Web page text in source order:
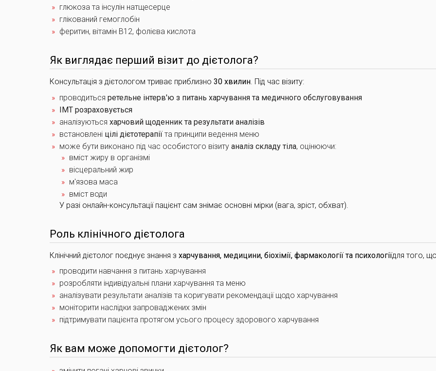
глюкоза та інсулін натщесерце
глікований гемоглобін
феритин, вітамін B12, фолієва кислота
Як виглядає перший візит до дієтолога?
Консультація з дієтологом триває приблизно 30 хвилин. Під час візиту:
проводиться ретельне інтерв'ю з питань харчування та медичного обслуговування
ІМТ розраховується
аналізуються харчовий щоденник та результати аналізів
встановлені цілі дієтотерапії та принципи ведення меню
може бути виконано під час особистого візиту аналіз складу тіла, оцінюючи:
вміст жиру в організмі
вісцеральний жир
м'язова маса
вміст води
У разі онлайн-консультації пацієнт сам знімає основні мірки (вага, зріст, обхват).
Роль клінічного дієтолога
Клінічний дієтолог поєднує знання з харчування, медицини, біохімії, фармакології та психологіїдля того,
проводити навчання з питань харчування
розробляти індивідуальні плани харчування та меню
аналізувати результати аналізів та коригувати рекомендації щодо харчування
моніторити наслідки запроваджених змін
підтримувати пацієнта протягом усього процесу здорового харчування
Як вам може допомогти дієтолог?